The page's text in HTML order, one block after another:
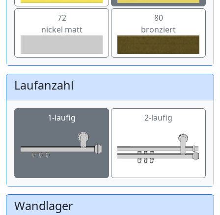
72
nickel matt
80
bronziert
Laufanzahl
1-läufig 2-läufig
Wandlager